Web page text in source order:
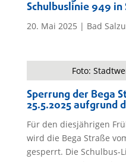
Schulbuslinie 949 in
20. Mai 2025 | Bad
Foto:
Sperrung der Bega
25.5.2025 aufgrund
Für den diesjährigen
wird die Bega Straße
gesperrt. Die Schulbus-